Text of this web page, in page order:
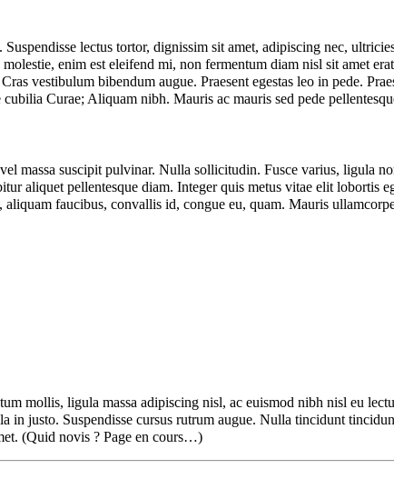
lectus tortor, dignissim sit amet, adipiscing nec,
enim est eleifend mi, non fermentum diam nisl sit amet
vestibulum bibendum augue. Praesent egestas leo in pede.
Curae; Aliquam nibh. Mauris ac mauris sed pede
massa suscipit pulvinar. Nulla sollicitudin. Fusce varius, ligula
aliquet pellentesque diam. Integer quis metus vitae elit lobortis
faucibus, convallis id, congue eu, quam. Mauris
mollis, ligula massa adipiscing nisl, ac euismod nibh nisl eu
in justo. Suspendisse cursus rutrum augue. Nulla tincidunt
(Quid novis ? Page en cours…)